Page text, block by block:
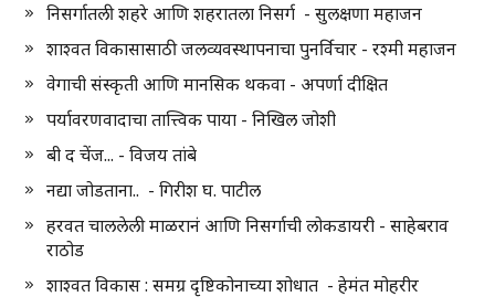
निसर्गातली शहरे आणि शहरातला निसर्ग - सुलक्षणा महाजन
शाश्वत विकासासाठी जलव्यवस्थापनाचा पुनर्विचार - रश्मी महाजन
वेगाची संस्कृती आणि मानसिक थकवा - अपर्णा दीक्षित
पर्यावरणवादाचा तात्त्विक पाया - निखिल जोशी
बी द चेंज... - विजय तांबे
नद्या जोडताना.. - गिरीश घ. पाटील
हरवत चाललेली माळरानं आणि निसर्गाची लोकडायरी - साहेबराव
राठोड
शाश्वत विकास : समग्र दृष्टिकोनाच्या शोधात - हेमंत मोहरीर